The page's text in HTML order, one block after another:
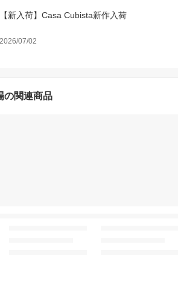
【新入荷】Casa Cubista新作入荷
2026/07/02
の関連商品